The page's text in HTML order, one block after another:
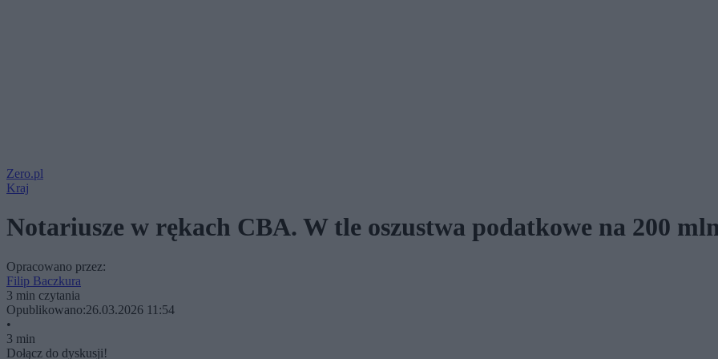
Zero.pl
Kraj
Notariusze w rękach CBA. W tle oszustwa podatkowe na 200
Opracowano przez:
Filip Baczkura
3 min czytania
Opublikowano:26.03.2026 11:54
•
3 min
Dołącz do dyskusji!